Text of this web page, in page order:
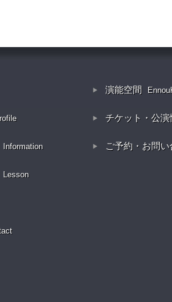
Information
Lesson
演能空間
チケット・公演
ご予約・お問い